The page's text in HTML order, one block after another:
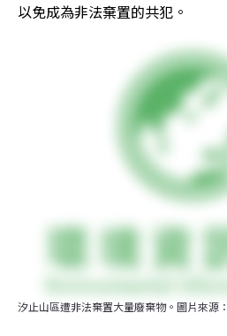
以免成為非法棄置的共犯。
汐止山區遭非法棄置大量廢棄物。圖片來源